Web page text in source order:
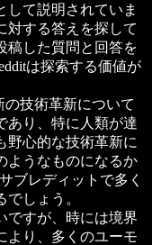
して説明されていま
対する答えを探して
稿した質問と回答を
は探索する価値が
の技術革新について
あり、特に人類が達
野心的な技術革新に
ようなものになるか
ブレディットで多く
でしょう。
ですが、時には境界
より、多くのユーモ